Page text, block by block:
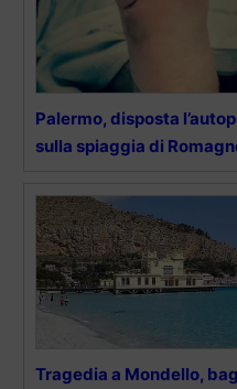
Palermo, disposta
sulla spiaggia di
Tragedia a Mondello,